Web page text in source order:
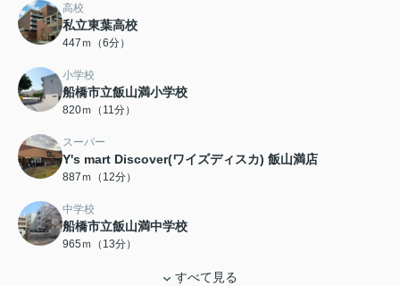
高校
私立東葉高校
447ｍ（6分）
小学校
船橋市立飯山満小学校
820ｍ（11分）
スーパー
Y's mart Discover(ワイズディスカ) 飯山満店
887ｍ（12分）
中学校
船橋市立飯山満中学校
965ｍ（13分）
すべて見る